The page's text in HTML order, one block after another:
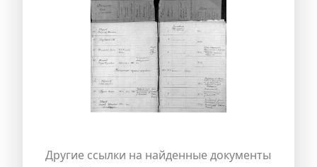
Другие ссылки на найденные документы